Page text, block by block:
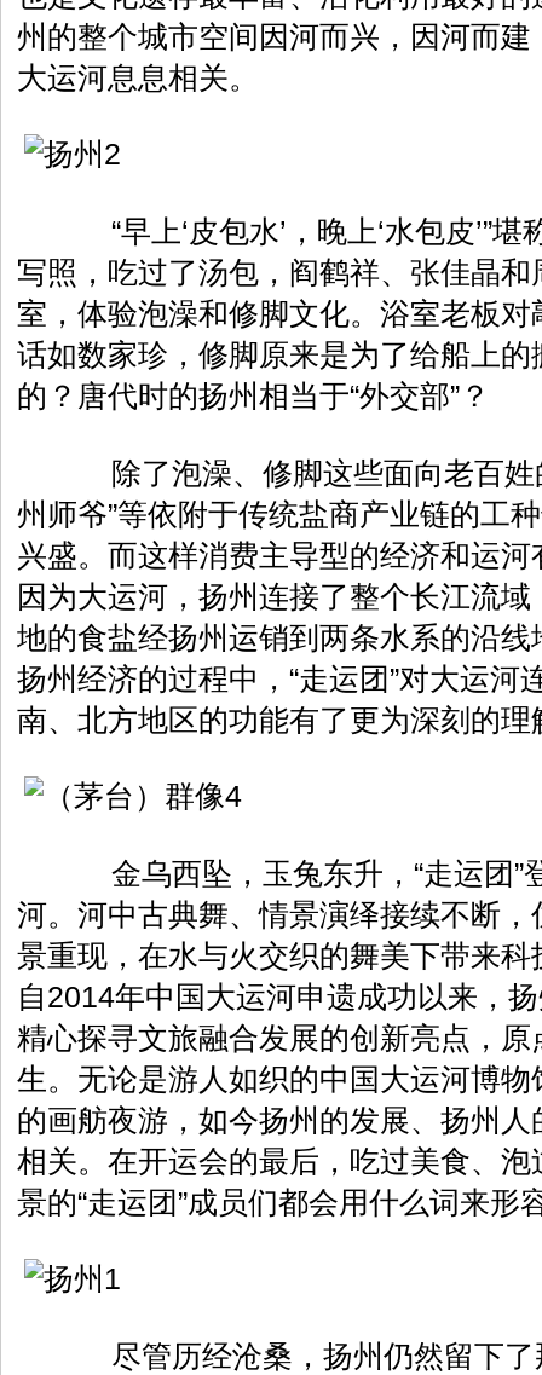
州的整个城市空间因河而兴，因河而
大运河息息相关。
“早上‘皮包水’，晚上‘水包皮’”堪
写照，吃过了汤包，阎鹤祥、张佳晶
室，体验泡澡和修脚文化。浴室老板
话如数家珍，修脚原来是为了给船上
的？唐代时的扬州相当于“外交部”？
除了泡澡、修脚这些面向老百姓
州师爷”等依附于传统盐商产业链的工
兴盛。而这样消费主导型的经济和运
因为大运河，扬州连接了整个长江流
地的食盐经扬州运销到两条水系的沿
扬州经济的过程中，“走运团”对大运河
南、北方地区的功能有了更为深刻的理
金乌西坠，玉兔东升，“走运团”
河。河中古典舞、情景演绎接续不断
景重现，在水与火交织的舞美下带来
自2014年中国大运河申遗成功以来，
精心探寻文旅融合发展的创新亮点，
生。无论是游人如织的中国大运河博
的画舫夜游，如今扬州的发展、扬州
相关。在开运会的最后，吃过美食、
景的“走运团”成员们都会用什么词来形
尽管历经沧桑，扬州仍然留下了